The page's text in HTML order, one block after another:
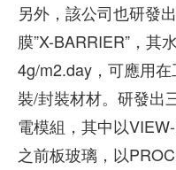
另外，該公司也研發
膜”X-BARRIER”，其
4g/m2.day，可應用
裝/封裝材材。研發出
電模組，其中以
之前板玻璃，以